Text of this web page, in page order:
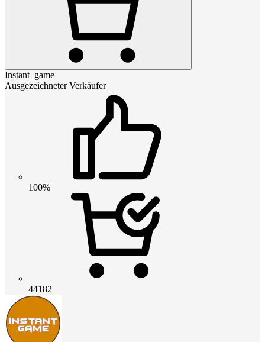
Instant_game
Ausgezeichneter Verkäufer
100%
44182